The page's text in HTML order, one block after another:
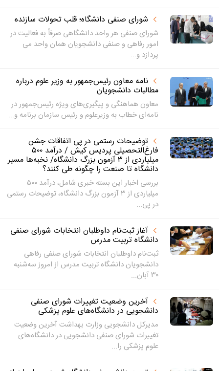
شورای صنفی دانشگاه؛ قلب تحولات سازنده
شورای صنفی هر واحد دانشگاهی صرفاً به فعالیت در
امور رفاهی و صنفی دانشجویان همان واحد می
پردازد و...
نامه معاون رئیس‌جمهور به وزیر علوم درباره
مطالبات دانشجویان
معاون هماهنگی و پیگیری‌های ویژه رئیس‌جمهور در
نامه‌ای خطاب به وزیرعلوم و رئیس سازمان برنامه و...
توضیحات رستمی در پی اتفاقات جشن
فارغ‌التحصیلی پردیس کیش / درآمد ۵۰۰
میلیاردی از ۳ آزمون بزرگ دانشگاه/ نخبه‌ها مسیر
دانشگاه تا صنعت را چگونه طی کنند؟
بررسی اخبار این بسته خبری شامل، درآمد ۵۰۰
میلیاردی از ۳ آزمون بزرگ دانشگاه، توضیحات رستمی
در پی...
آغاز ثبت‌نام داوطلبان انتخابات شورای صنفی
دانشگاه تربیت مدرس
ثبت‌نام داوطلبان انتخابات شورای صنفی رفاهی
دانشجویان دانشگاه تربیت مدرس از امروز سه‌شنبه
۳۰ آبان...
آخرین وضعیت تغییرات شورای صنفی
دانشجویی در دانشگاه‌های علوم پزشکی
مدیرکل دانشجویی وزارت بهداشت آخرین وضعیت
تغییرات شورای صنفی دانشجویی در دانشگاه‌های
علوم پزشکی را...